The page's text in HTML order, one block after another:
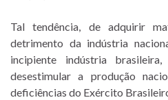
Tal tendência, de adquirir
detrimento da indústria
incipiente indústria
desestimular a produção
deficiências do Exército